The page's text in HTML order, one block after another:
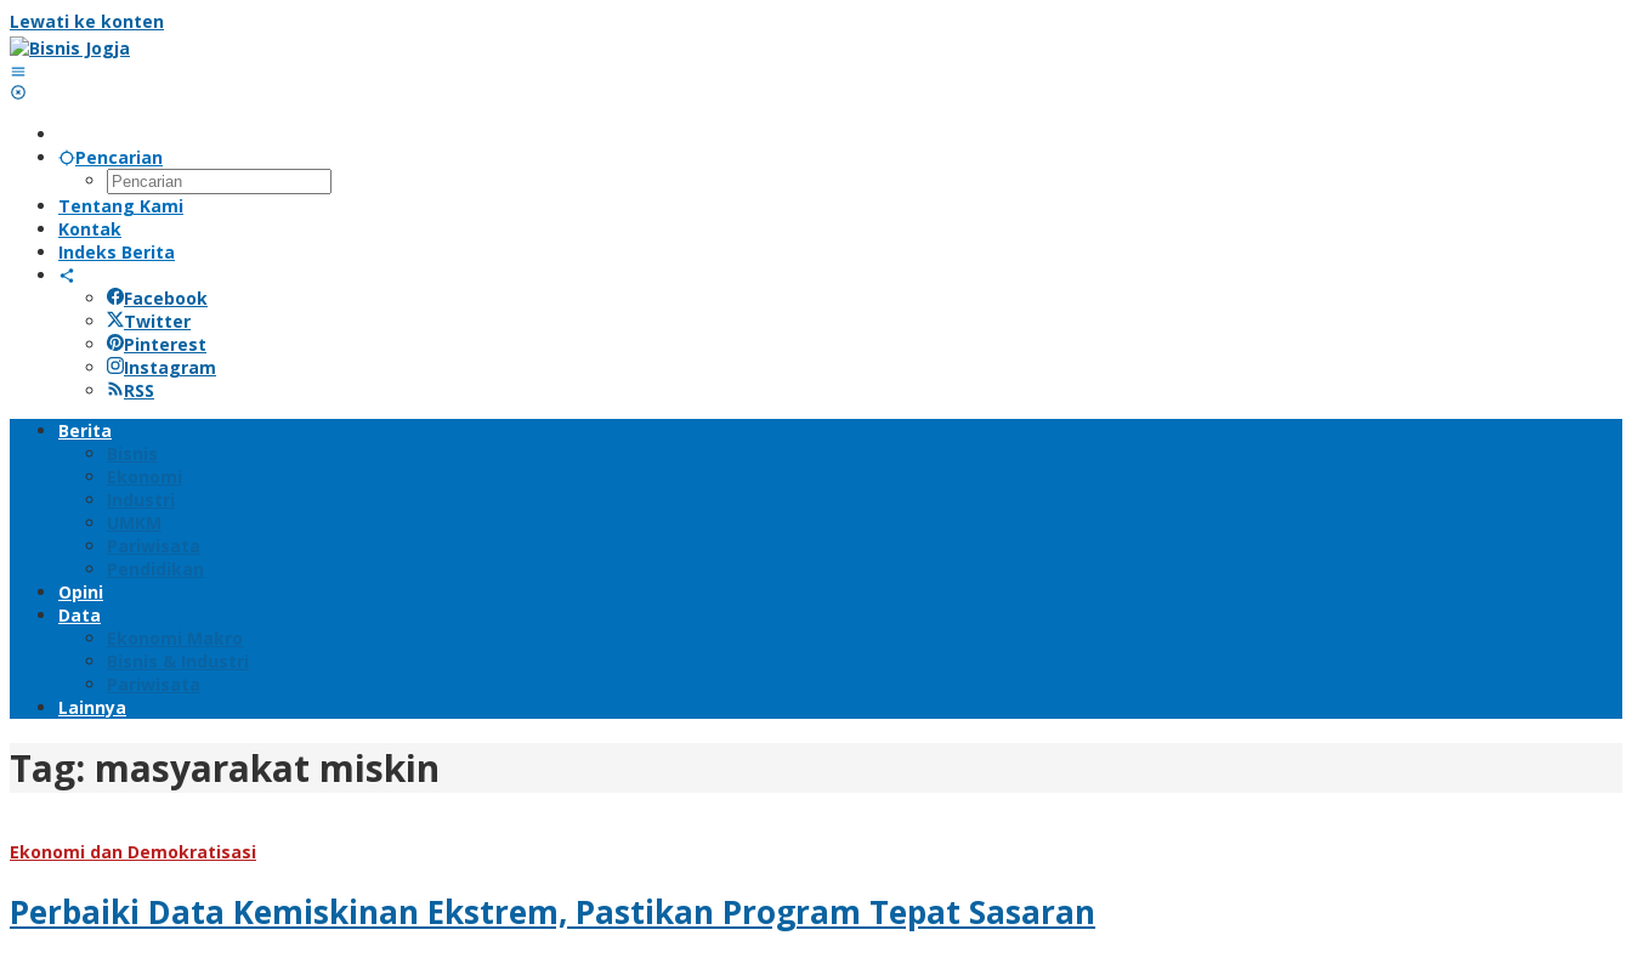
Lewati ke konten
Pencarian
Tentang Kami
Kontak
Indeks Berita
Facebook
Twitter
Pinterest
Instagram
RSS
Berita
Bisnis
Ekonomi
Industri
UMKM
Pariwisata
Pendidikan
Opini
Data
Ekonomi Makro
Bisnis & Industri
Pariwisata
Lainnya
Tag: masyarakat miskin
Ekonomi dan Demokratisasi
Perbaiki Data Kemiskinan Ekstrem, Pastikan Program Tepat Sasaran